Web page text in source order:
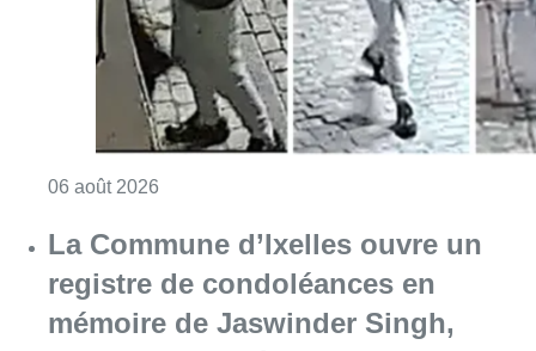
06 août 2026
La Commune d’Ixelles ouvre un
registre de condoléances en
mémoire de Jaswinder Singh,